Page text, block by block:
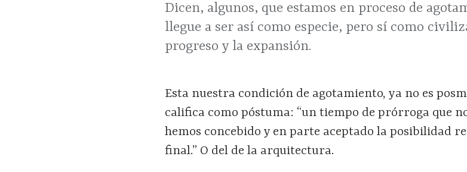
Dicen, algunos, que estamos en proceso de
llegue a ser así como especie, pero sí como
progreso y la expansión.
Esta nuestra condición de agotamiento, ya no es
califica como póstuma: “un tiempo de prórroga que
hemos concebido y en parte aceptado la posibilidad
final.” O del de la arquitectura.